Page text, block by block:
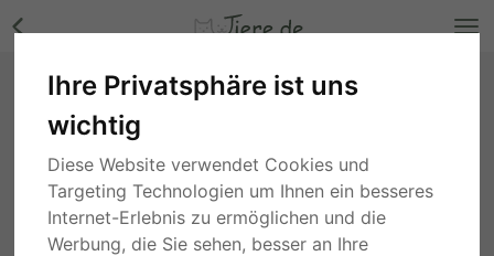
Ihre Privatsphäre ist uns
wichtig
Diese Website verwendet Cookies und
Targeting Technologien um Ihnen ein besseres
Internet-Erlebnis zu ermöglichen und die
Werbung, die Sie sehen, besser an Ihre
Harley - genießt jede Streicheleinheit,
Schäferhund-Mischling - Rüde Bilder
Nordrhein-Westfalen, vor 4 Stunden